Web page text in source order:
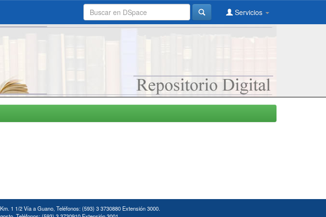
Servicios
1 1/2 Vía a Guano, Teléfonos: (593) 3 3730880 Extensión 3000.